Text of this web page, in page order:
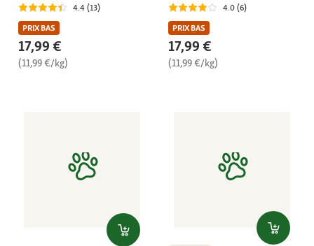
4.4 (13)
PRIX BAS
17,99 €
(11,99 €/kg)
4.0 (6)
PRIX BAS
17,99 €
(11,99 €/kg)